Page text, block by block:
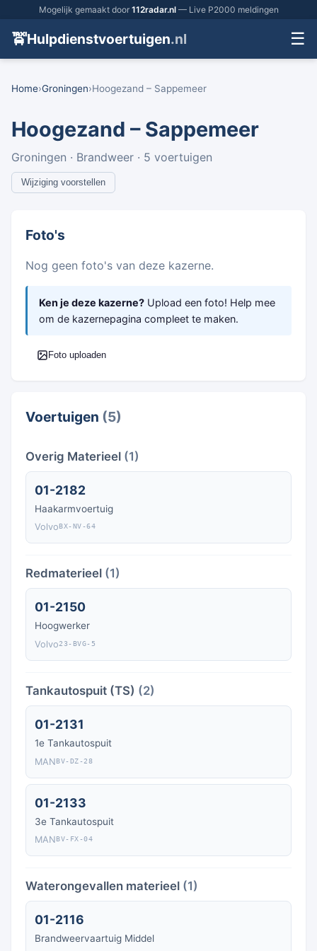
Mogelijk gemaakt door 112radar.nl— Live P2000 meldingen
🚖Hulpdienstvoertuigen.nl ☰
Home›Groningen›Hoogezand – Sappemeer
Hoogezand – Sappemeer
Groningen · Brandweer · 5 voertuigen
Wijziging voorstellen
Foto's
Nog geen foto's van deze kazerne.
Ken je deze kazerne? Upload een foto! Help mee
om de kazernepagina compleet te maken.
Foto uploaden
Voertuigen (5)
Overig Materieel (1)
01-2182
Haakarmvoertuig
VolvoBX-NV-64
Redmaterieel (1)
01-2150
Hoogwerker
Volvo23-BVG-5
Tankautospuit (TS) (2)
01-2131
1e Tankautospuit
MANBV-DZ-28
01-2133
3e Tankautospuit
MANBV-FX-04
Waterongevallen materieel (1)
01-2116
Brandweervaartuig Middel